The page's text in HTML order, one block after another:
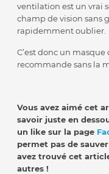
ventilation est un vrai
champ de vision sans
rapidemment oublier.
C’est donc un
recommande sans la
Vous avez aimé cet
savoir juste en
un like sur la page
permet pas de
avez trouvé cet
autres !